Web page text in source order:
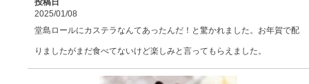
投稿日
2025/01/08
堂島ロールにカステラなんてあったんだ！と驚かれました。お年賀で配
りましたがまだ食べてないけど楽しみと言ってもらえました。